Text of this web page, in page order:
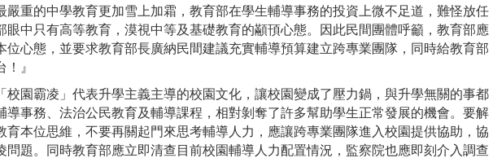
嚴重的中學教育更加雪上加霜，教育部在學生輔導事務的投資上微不足道，難怪放任
眼中只有高等教育，漠視中等及基礎教育的顢頇心態。因此民間團體呼籲，教育部應
位心態，並要求教育部長廣納民間建議充實輔導預算建立跨專業團隊，同時給教育部
』
霸凌」代表升學主義主導的校園文化，讓校園變成了壓力鍋，與升學無關的事都
導事務、法治公民教育及輔導課程，相對剝奪了許多幫助學生正常發展的機會。要解
育本位思維，不要再關起門來思考輔導人力，應讓跨專業團隊進入校園提供協助，協
問題。同時教育部應立即清查目前校園輔導人力配置情況，監察院也應即刻介入調查